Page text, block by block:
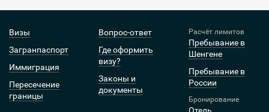
Визы
Загранпаспорт
Иммиграция
Пересечение
границы
Вопрос-ответ
Где оформить
визу?
Законы и
документы
Расчёт лимитов
Пребывание в
Шенгене
Пребывание в
России
Бронирование